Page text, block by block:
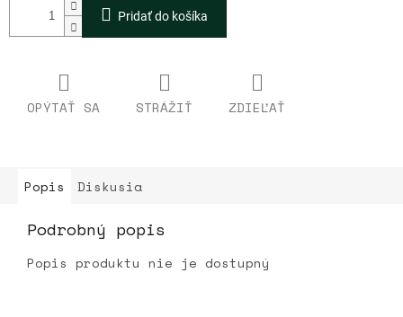
Pridať do košíka
OPÝTAŤ SA STRÁŽIŤ ZDIEĽAŤ
Popis Diskusia
Podrobný popis
Popis produktu nie je dostupný